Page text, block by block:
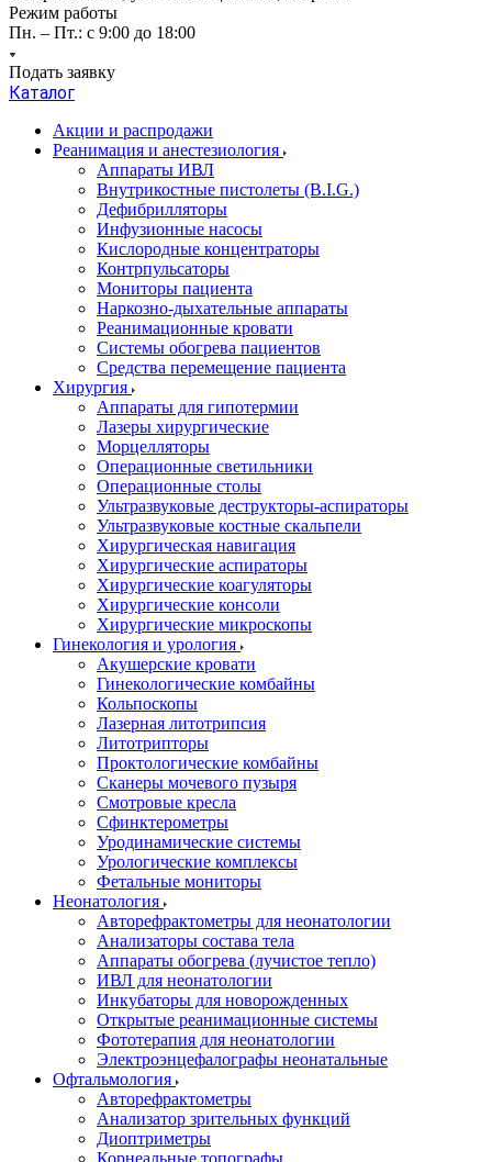
Режим работы
Пн. – Пт.: с 9:00 до 18:00
Подать заявку
Каталог
Акции и распродажи
Реанимация и анестезиология
Аппараты ИВЛ
Внутрикостные пистолеты (B.I.G.)
Дефибрилляторы
Инфузионные насосы
Кислородные концентраторы
Контрпульсаторы
Мониторы пациента
Наркозно-дыхательные аппараты
Реанимационные кровати
Системы обогрева пациентов
Средства перемещение пациента
Хирургия
Аппараты для гипотермии
Лазеры хирургические
Морцелляторы
Операционные светильники
Операционные столы
Ультразвуковые деструкторы-аспираторы
Ультразвуковые костные скальпели
Хирургическая навигация
Хирургические аспираторы
Хирургические коагуляторы
Хирургические консоли
Хирургические микроскопы
Гинекология и урология
Акушерские кровати
Гинекологические комбайны
Кольпоскопы
Лазерная литотрипсия
Литотрипторы
Проктологические комбайны
Сканеры мочевого пузыря
Смотровые кресла
Сфинктерометры
Уродинамические системы
Урологические комплексы
Фетальные мониторы
Неонатология
Авторефрактометры для неонатологии
Анализаторы состава тела
Аппараты обогрева (лучистое тепло)
ИВЛ для неонатологии
Инкубаторы для новорожденных
Открытые реанимационные системы
Фототерапия для неонатологии
Электроэнцефалографы неонатальные
Офтальмология
Авторефрактометры
Анализатор зрительных функций
Диоптриметры
Корнеальные топографы